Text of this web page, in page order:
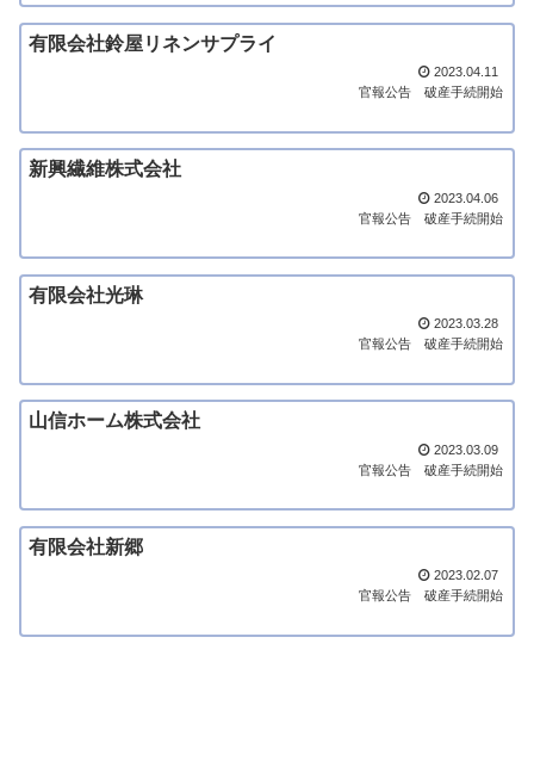
有限会社鈴屋リネンサプライ
2023.04.11
官報公告
破産手続開始
新興繊維株式会社
2023.04.06
官報公告
破産手続開始
有限会社光琳
2023.03.28
官報公告
破産手続開始
山信ホーム株式会社
2023.03.09
官報公告
破産手続開始
有限会社新郷
2023.02.07
官報公告
破産手続開始